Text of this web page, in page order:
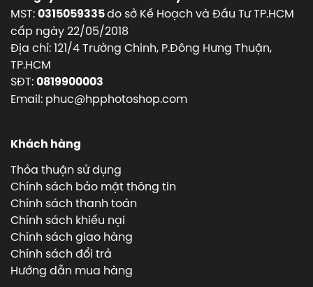
MST:0315059335do sở Kế Hoạch và Đầu Tư TP.HCM
cấp ngày 22/05/2018
Địa chỉ: 121/4 Trường Chinh, P.Đông Hưng Thuận,
TP.HCM
SĐT:0819900003
Email: phuc@hpphotoshop.com
Khách hàng
Thỏa thuận sử dụng
Chính sách bảo mật thông tin
Chính sách thanh toán
Chính sách khiếu nại
Chính sách giao hàng
Chính sách đổi trả
Hướng dẫn mua hàng